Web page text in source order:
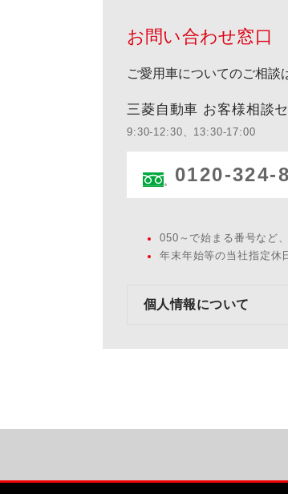
お問い合わせ窓口
ご愛用車についてのご相談
三菱自動車 お客様相談
9:30-12:30、13:30-17:00
0120-324-
050～で始まる番号など
年末年始等の当社指定休
個人情報について